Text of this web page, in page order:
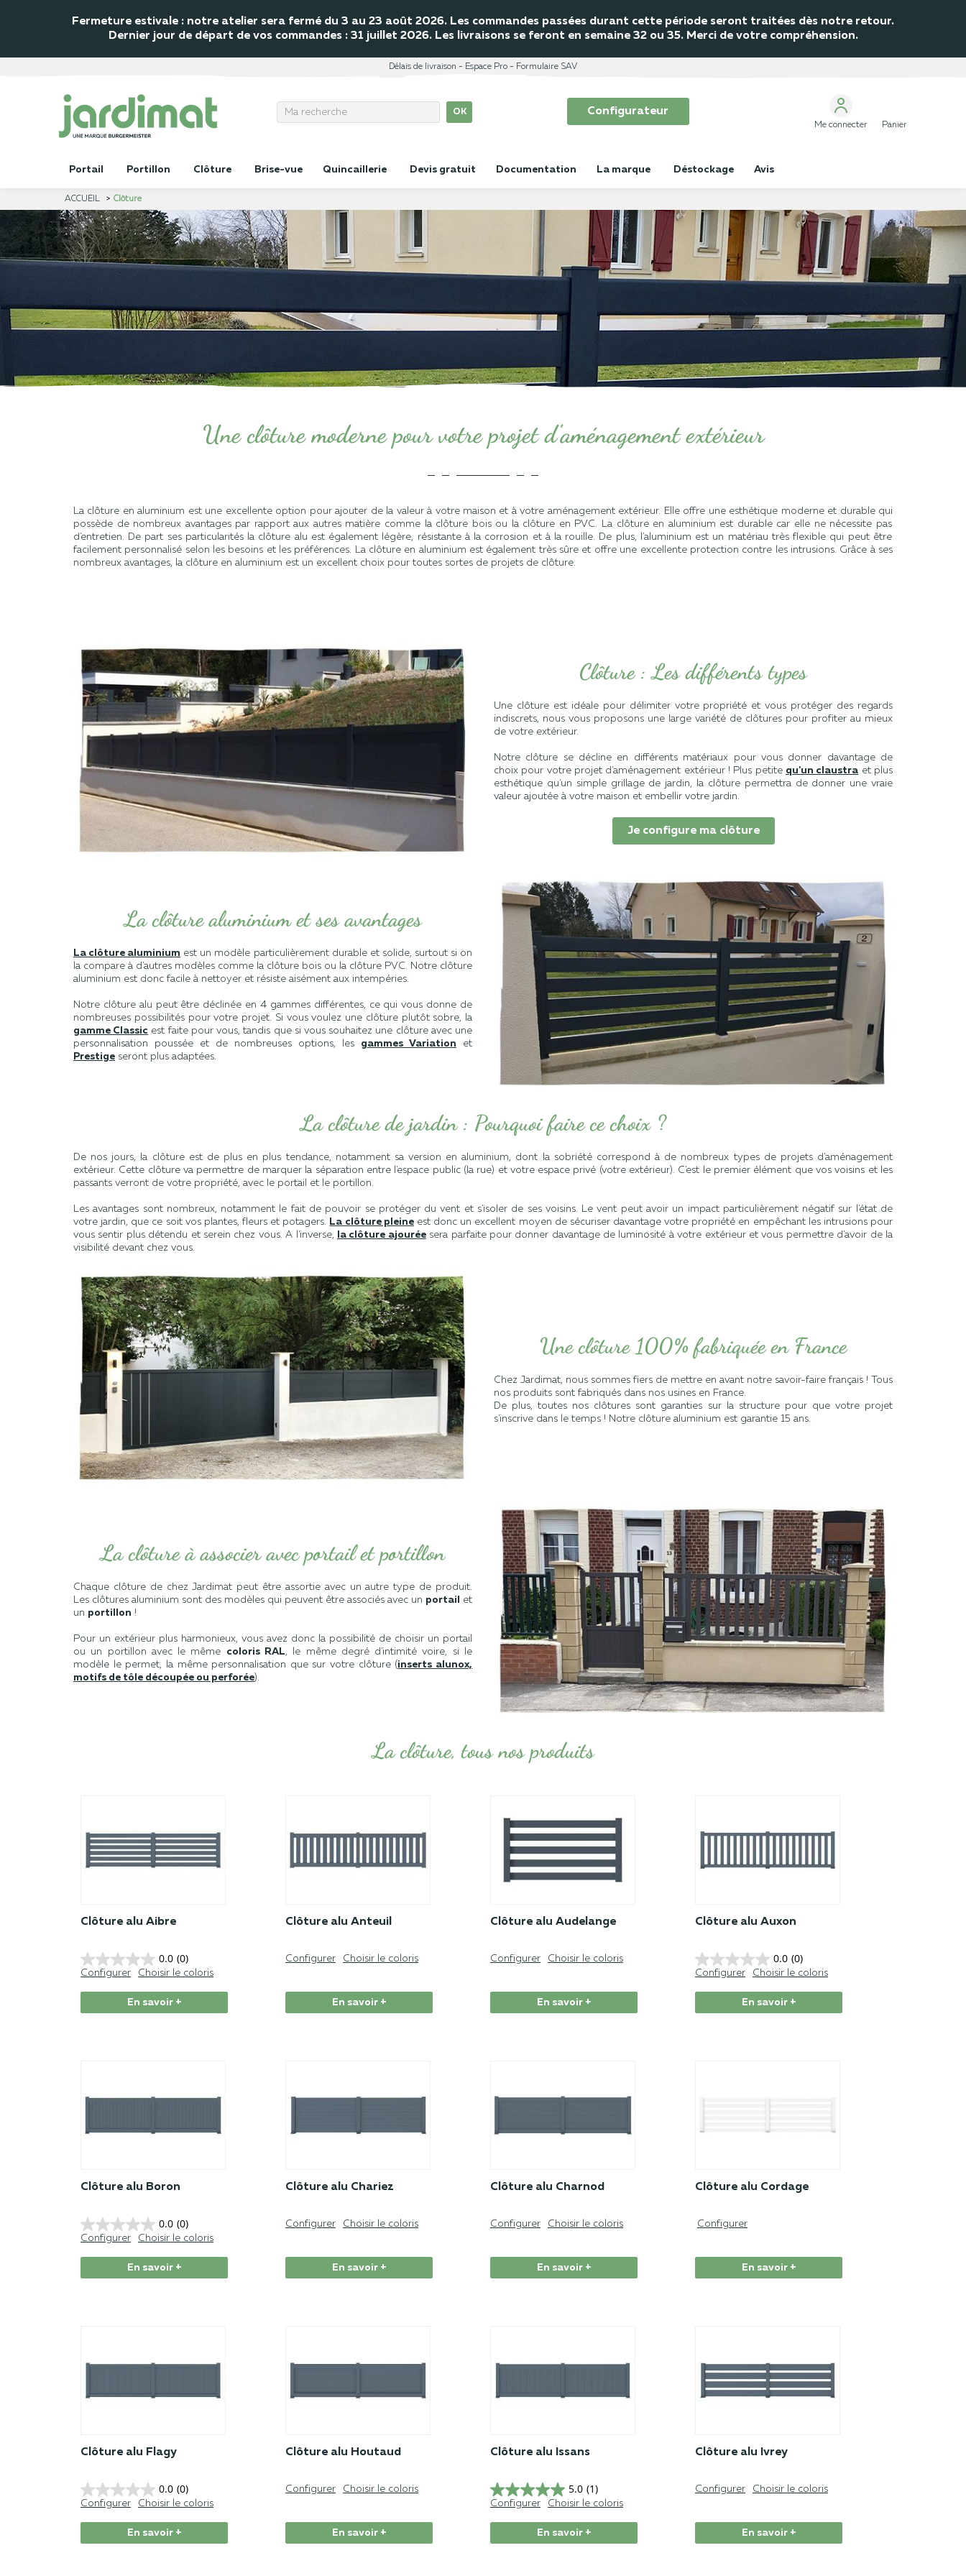
Fermeture estivale : notre atelier sera fermé du 3 au 23 août 2026. Les commandes passées durant cette période seront traitées dès notre retour.
Dernier jour de départ de vos commandes : 31 juillet 2026. Les livraisons se feront en semaine 32 ou 35. Merci de votre compréhension.
Délais de livraison Espace Pro Formulaire SAV
OK Configurateur
Me connecter Panier
Portail Portillon Clôture Brise-vue Quincaillerie Devis gratuit Documentation La marque Déstockage Avis
ACCUEIL Clôture
Une clôture moderne pour votre projet d'aménagement extérieur
La cl ôture en aluminium estune excellenteoption pourajouter dela valeurà votremaison et à votre aménagementextérieur. Elleoffre uneesthétique moderneet durablequi
possède denombreux avantagespar rapportaux autresmatière comme la clôture bois ou la clôture en PVC La cl ôtureen aluminium est durablecar elle nenécessite pas
d entretien De part ses particularités la clôture alu estégal ement égère résistanteà la corrosion età la rouille De plus, 'al uminium est un matériau trèsflexible qui peutêtre
facilement personnalisé selon les besoins etles préférences La cl ôture en aluminium est égal ement trèssûre et offreune excellenteprotection contre lesintrusions. Grâce à ses
nombreux avantages la cl ôture en aluminium est un excellent choix pour toutes sortes de projets de cl ôture
Clôture : Les différents types
Une clôture est idéale pour délimiter votre propriété et vous protéger des regards
indiscrets, nous vous proposons une large variété de clôtures pour profiter au mieux
de votre extérieur.
Notre clôture se décline en différents matériaux pour vous donner davantage de
choix pour votre projet d'aménagement extérieur ! Plus petite qu'un claustra et plus
esthétique qu'un simple grillage de jardin, la clôture permettra de donner une vraie
valeur ajoutée à votre maison et embellir votre jardin.
Je configure ma clôture
La clôture aluminium et ses avantages
La clôture aluminium est un modèle particulièrement durable et solide, surtout si on
la compare à d'autres modèles comme la clôture bois ou la clôture PVC. Notre clôture
aluminium est donc facile à nettoyer et résiste aisément aux intempéries.
Notre clôture alu peut être déclinée en 4 gammes différentes, ce qui vous donne de
nombreuses possibilités pour votre projet. Si vous voulez une clôture plutôt sobre, la
gamme Classic est faite pour vous, tandis que si vous souhaitez une clôture avec une
personnalisation poussée et de nombreuses options, les gammes Variation et
Prestige seront plus adaptées.
La clôture de jardin : Pourquoi faire ce choix ?
De nos jours, la clôture est de plus en plus tendance, notamment sa version en aluminium, dont la sobriété correspond à de nombreux types de projets d'aménagement
extérieur. Cette clôture va permettre de marquer la séparation entre l'espace public (la rue) et votre espace privé (votre extérieur). C'est le premier élément que vos voisins et les
passants verront de votre propriété, avec le portail et le portillon.
Les avantages sont nombreux, notamment le fait de pouvoir se protéger du vent et s'isoler de ses voisins. Le vent peut avoir un impact particulièrement négatif sur l'état de
votre jardin, que ce soit vos plantes, fleurs et potagers.
La clôture pleineest donc un excellent moyen de sécuriser davantage votre propriété en empêchant les intrusions pour
vous sentir plus détendu et serein chez vous. A l'inverse,
la clôture ajouréesera parfaite pour donner davantage de luminosité à votre extérieur et vous permettre d'avoir de la
visibilité devant chez vous.
Une clôture 100% fabriquée en France
Chez Jardimat, nous sommes fiers de mettre en avant notre savoir-faire français ! Tous
nos produits sont fabriqués dans nos usines en France.
De plus, toutes nos clôtures sont garanties sur la structure pour que votre projet
s'inscrive dans le temps ! Notre clôture aluminium est garantie 15 ans.
La clôture à associer avec portail et portillon
Chaque clôture de chez Jardimat peut être assortie avec un autre type de produit.
Les clôtures aluminium sont des modèles qui peuvent être associés avec un portail
et
un portillon !
Pour un extérieur plus harmonieux, vous avez donc la possibilité de choisir un portail
ou un portillon avec le même coloris RAL , le même degré d'intimité voire, si le
modèle le permet, la même personnalisation que sur votre clôture (inserts alunox,
motifs de tôle découpée ou perforée).
La clôture, tous nos produits
Clôture alu Aibre
0.0 (0)
Configurer Choisir le coloris
En savoir +
Clôture alu Anteuil
Configurer Choisir le coloris
En savoir +
Clôture alu Audelange
Configurer Choisir le coloris
En savoir +
Clôture alu Auxon
0.0 (0)
Configurer Choisir le coloris
En savoir +
Clôture alu Boron
0.0 (0)
Configurer Choisir le coloris
En savoir +
Clôture alu Chariez
Configurer Choisir le coloris
En savoir +
Clôture alu Charnod
Configurer Choisir le coloris
En savoir +
Clôture alu Cordage
Configurer
En savoir +
Clôture alu Flagy
0.0 (0)
Configurer Choisir le coloris
En savoir +
Clôture alu Houtaud
Configurer Choisir le coloris
En savoir +
Clôture alu Issans
5.0 (1)
Configurer Choisir le coloris
En savoir +
Clôture alu Ivrey
Configurer Choisir le coloris
En savoir +